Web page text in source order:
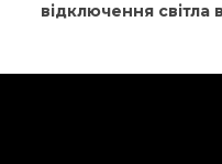
відключення світла